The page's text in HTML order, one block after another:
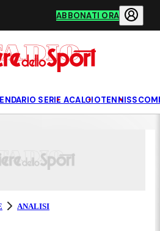
ABBONATI ORA
SERIE ACALCIOTENNIS
ANALISI